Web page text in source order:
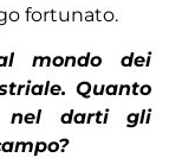
fortunato.
mondo dei
Quanto
nel darti gli